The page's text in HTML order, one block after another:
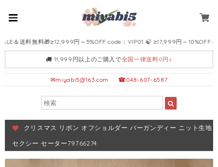
送料無料🎁≥12,999円～5%OFF code：VIP01 🍃 ≥17,999円～10%OFF code
11,999円以上のご購入で全国一律送料0円♪
✉miyabi5@163.com ☎048-607-6587
クリスマス リボン オフショルダー バーガンディー ニット生地
セクシー セーター79766274